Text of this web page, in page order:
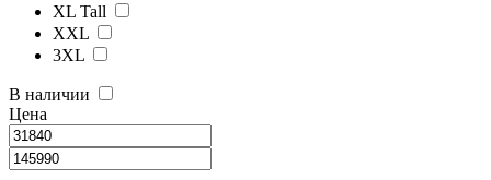
XL Tall
XXL
3XL
В наличии
Цена